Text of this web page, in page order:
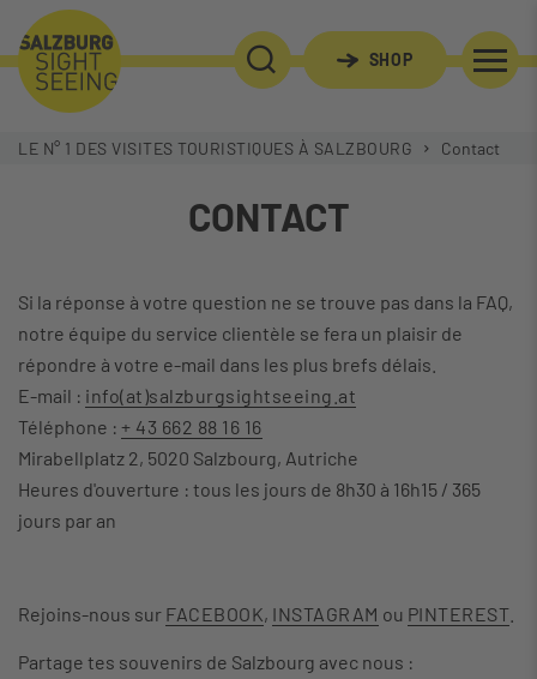
RECHERCHE SHOP
LE N° 1 DES VISITES TOURISTIQUES À SALZBOURG Contact
CONTACT
Si la réponse à votre question ne se trouve pas dans la FAQ,
notre équipe du service clientèle se fera un plaisir de
répondre à votre e-mail dans les plus brefs délais.
E-mail : info(at)salzburgsightseeing.at
Téléphone : + 43 662 88 16 16
Mirabellplatz 2, 5020 Salzbourg, Autriche
Heures d'ouverture : tous les jours de 8h30 à 16h15 / 365
jours par an
Rejoins-nous sur FACEBOOK, INSTAGRAM ou PINTEREST
Partage tes souvenirs de Salzbourg avec nous :